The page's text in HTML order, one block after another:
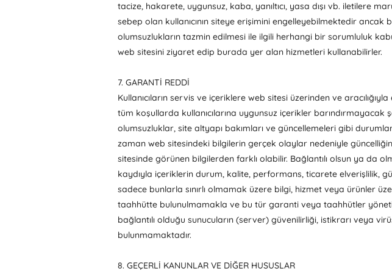
tacize, hakarete, uygunsuz, kaba, yanıltıcı, yasa dışı vb. iletilere
sebep olan kullanıcının siteye erişimini engelleyebilmektedir
olumsuzlukların tazmin edilmesi ile ilgili herhangi bir sorumluluk
web sitesini ziyaret edip burada yer alan hizmetleri kullanabilirler.
7. GARANTİ REDDİ
Kullanıcıların servis ve içeriklere web sitesi üzerinden ve
tüm koşullarda kullanıcılarına uygunsuz içerikler
olumsuzluklar, site altyapı bakımları ve güncellemeleri gibi
zaman web sitesindeki bilgilerin gerçek olaylar nedeniyle
sitesinde görünen bilgilerden farklı olabilir. Bağlantılı olsun ya da
kaydıyla içeriklerin durum, kalite, performans, ticarete elverişlilik,
sadece bunlarla sınırlı olmamak üzere bilgi, hizmet veya ürünler
taahhütte bulunulmamakla ve bu tür garanti veya taahhütler
bağlantılı olduğu sunucuların (server) güvenilirliği, istikrarı veya
bulunmamaktadır.
8. GEÇERLİ KANUNLAR VE DİĞER HUSUSLAR